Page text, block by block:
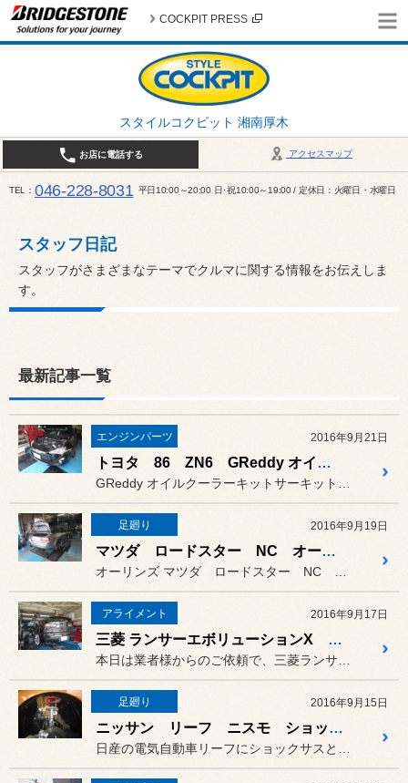
スタイルコクピット 湘南厚木
COCKPIT PRESS
アクセスマップ
お店に電話する
TEL 046-228-8031 平日10:00～20:00 日･祝10:00～19:00 / 定休日：火曜日・水曜日
スタッフ日記
スタッフがさまざまなテーマでクルマに関する情報をお伝えしま
す。
最新記事一覧
エンジンパーツ 2016年9月21日
トヨタ 86 ZN6 GReddy オイルクーラーキット 取り付け
足廻り 2016年9月19日
マツダ ロードスター NC オーリンズ 車高調
アライメント 2016年9月17日
三菱 ランサーエボリューションX アライメント
足廻り 2016年9月15日
ニッサン リーフ ニスモ ショック＆サス タイヤ＆ホイール 取付